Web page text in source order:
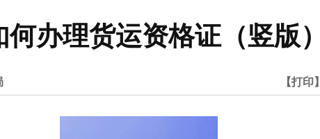
何办理货运资格证（竖版）
【打印】